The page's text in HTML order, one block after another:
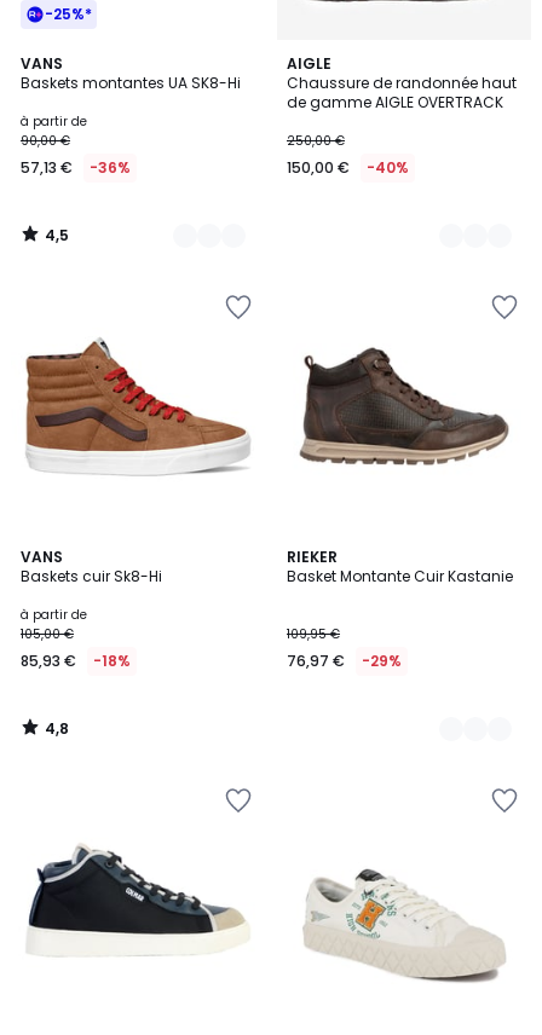
-25%*
VANS
Baskets montantes UA SK8-Hi
à partir de
90,00 €
57,13 € -36%
4,5
/ 5
2
Couleurs
4,5
/
AIGLE
Chaussure de randonnée haut
de gamme AIGLE OVERTRACK
250,00 €
150,00 € -40%
2
Couleurs
VANS
Baskets cuir Sk8-Hi
à partir de
105,00 €
85,93 € -18%
4,8
/ 5
4,8
/
RIEKER
Basket Montante Cuir Kastanie
109,95 €
76,97 € -29%
2
Couleurs